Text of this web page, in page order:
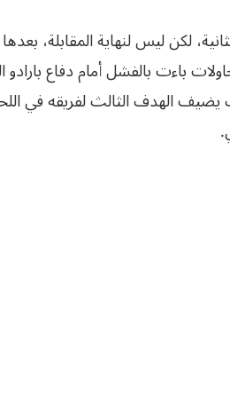
لكن ليس لنهاية المقابلة،
باءت بالفشل أمام دفاع
الهدف الثالث لفريقه في